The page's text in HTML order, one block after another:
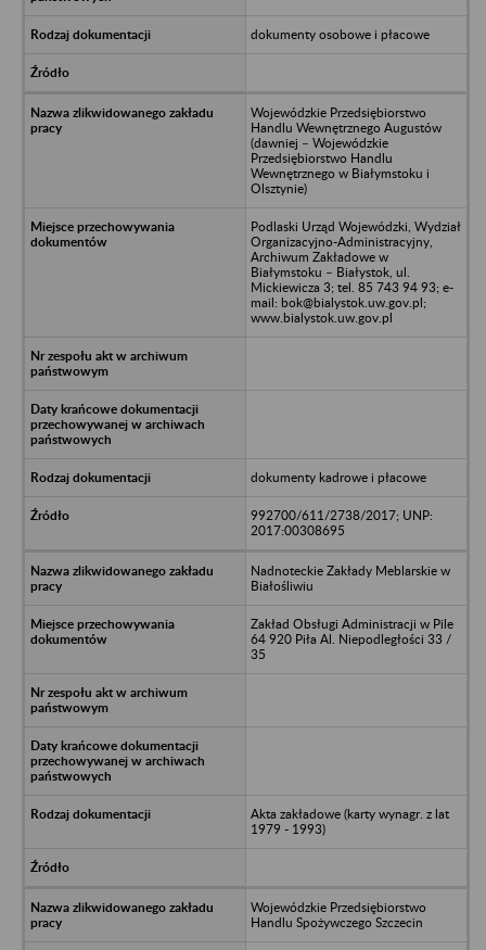
dokumenty osobowe i płacowe
Wojewódzkie Przedsiębiorstwo
Handlu Wewnętrznego Augustów
(dawniej – Wojewódzkie
Przedsiębiorstwo Handlu
Wewnętrznego w Białymstoku i
Olsztynie)
Podlaski Urząd Wojewódzki, Wydział
Organizacyjno-Administracyjny,
Archiwum Zakładowe w
Białymstoku – Białystok, ul.
Mickiewicza 3; tel. 85 743 94 93; e-
mail: bok@bialystok.uw.gov.pl;
www.bialystok.uw.gov.pl
dokumenty kadrowe i płacowe
992700/611/2738/2017; UNP:
2017:00308695
Nadnoteckie Zakłady Meblarskie w
Białośliwiu
Zakład Obsługi Administracji w Pile
64 920 Piła Al. Niepodległości 33 /
35
Akta zakładowe (karty wynagr. z lat
1979 - 1993)
Wojewódzkie Przedsiębiorstwo
Handlu Spożywczego Szczecin